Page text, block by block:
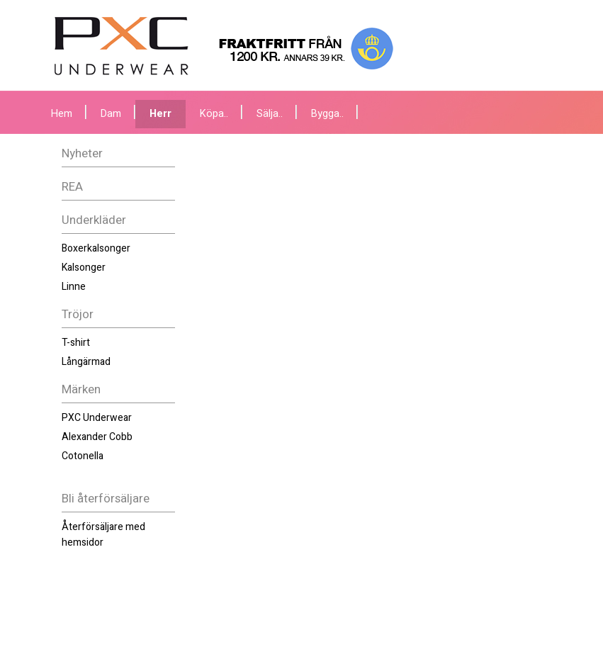
Hem Dam Herr Köpa.. Sälja.. Bygga..
Nyheter
REA
Underkläder
Boxerkalsonger
Kalsonger
Linne
Tröjor
T-shirt
Långärmad
Märken
PXC Underwear
Alexander Cobb
Cotonella
Bli återförsäljare
Återförsäljare med
hemsidor